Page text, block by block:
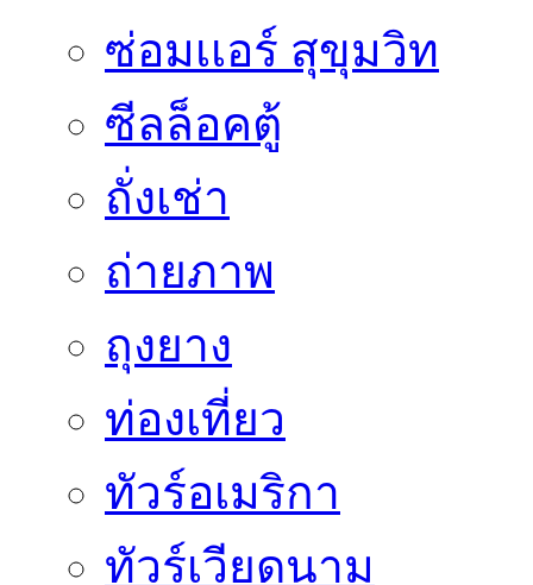
ซ่อมเเอร์ สุขุมวิท
ซีลล็อคตู้
ถั่งเช่า
ถ่ายภาพ
ถุงยาง
ท่องเที่ยว
ทัวร์อเมริกา
ทัวร์เวียดนาม